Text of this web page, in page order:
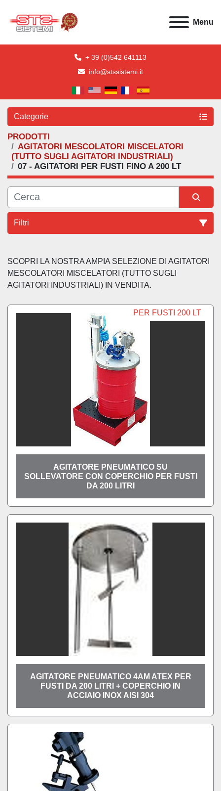
Menu
+ 39 (0)542 641113
info@stssistemi.it
Categorie
PRODOTTI
AGITATORI MESCOLATORI MISCELATORI
(TUTTO SUGLI AGITATORI INDUSTRIALI)
07 - AGITATORI PER FUSTI FINO A 200 LT
Filtri
SCOPRI LA NOSTRA AMPIA SELEZIONE DI AGITATORI
MESCOLATORI MISCELATORI (TUTTO SUGLI
AGITATORI INDUSTRIALI) IN VENDITA.
PER FUSTI 200 LT
AGITATORE PNEUMATICO SU
SOLLEVATORE CON COPERCHIO PER FUSTI
DA 200 LITRI
AGITATORE PNEUMATICO 4AM ATEX PER
FUSTI DA 200 LITRI + COPERCHIO IN
ACCIAIO INOX AISI 304